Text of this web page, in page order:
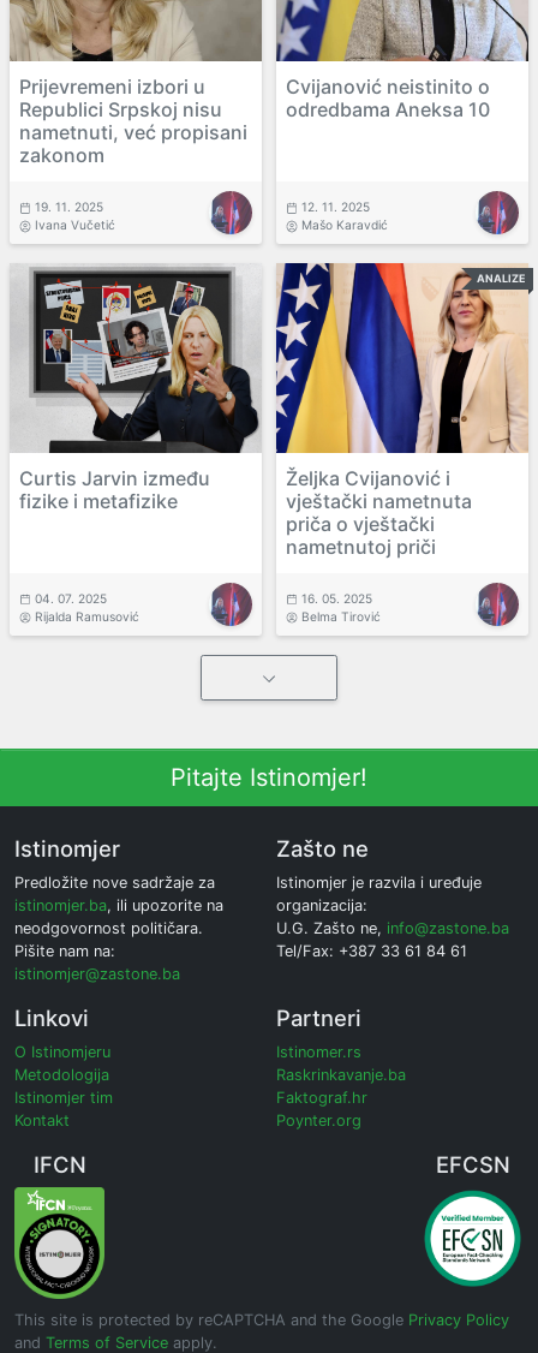
Prijevremeni izbori u
Republici Srpskoj nisu
nametnuti, već propisani
zakonom
19. 11. 2025
Ivana Vučetić
Cvijanović neistinito o
odredbama Aneksa 10
12. 11. 2025
Mašo Karavdić
Curtis Jarvin između
fizike i metafizike
04. 07. 2025
Rijalda Ramusović
ANALIZE
Željka Cvijanović i
vještački nametnuta
priča o vještački
nametnutoj priči
16. 05. 2025
Belma Tirović
Pitajte Istinomjer!
Istinomjer
Predložite nove sadržaje za
istinomjer.ba, ili upozorite na
neodgovornost političara.
Pišite nam na:
istinomjer@zastone.ba
Zašto ne
Istinomjer je razvila i uređuje
organizacija:
U.G. Zašto ne, info@zastone.ba
Tel/Fax: +387 33 61 84 61
Linkovi
O Istinomjeru
Metodologija
Istinomjer tim
Kontakt
Partneri
Istinomer.rs
Raskrinkavanje.ba
Faktograf.hr
Poynter.org
IFCN EFCSN
This site is protected by reCAPTCHA and the Google Privacy Policy
and Terms of Service apply.